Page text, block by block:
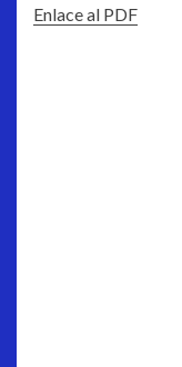
Enlace al PDF